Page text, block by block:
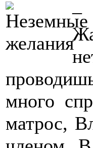
–
много
матрос,